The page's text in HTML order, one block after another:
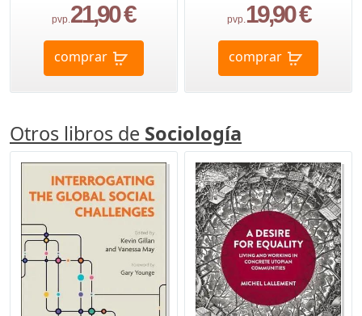
pvp.21,90 €
comprar
pvp.19,90 €
comprar
Otros libros de Sociología